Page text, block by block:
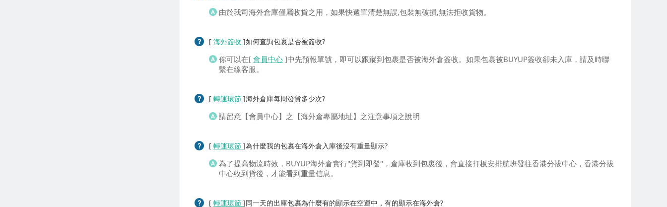
由於我司海外倉庫僅屬收貨之用，如果快遞單清楚無誤,包裝無破損,無法拒收貨物。
[ 海外簽收 ]如何查詢包裹是否被簽收?
你可以在[ 會員中心 ]中先預報單號，即可以跟蹤到包裹是否被海外倉簽收。如果包裹被BUYUP簽收卻未入庫，請及時聯
繫在線客服。
[ 轉運環節 ]海外倉庫每周發貨多少次?
請留意【會員中心】之【海外倉專屬地址】之注意事項之說明
[ 轉運環節 ]為什麼我的包裹在海外倉入庫後沒有重量顯示?
為了提高物流時效，BUYUP海外倉實行"貨到即發"，倉庫收到包裹後，會直接打板安排航班發往香港分拔中心，香港分拔
中心收到貨後，才能看到重量信息。
[ 轉運環節 ]同一天的出庫包裹為什麼有的顯示在空運中，有的顯示在海外倉?